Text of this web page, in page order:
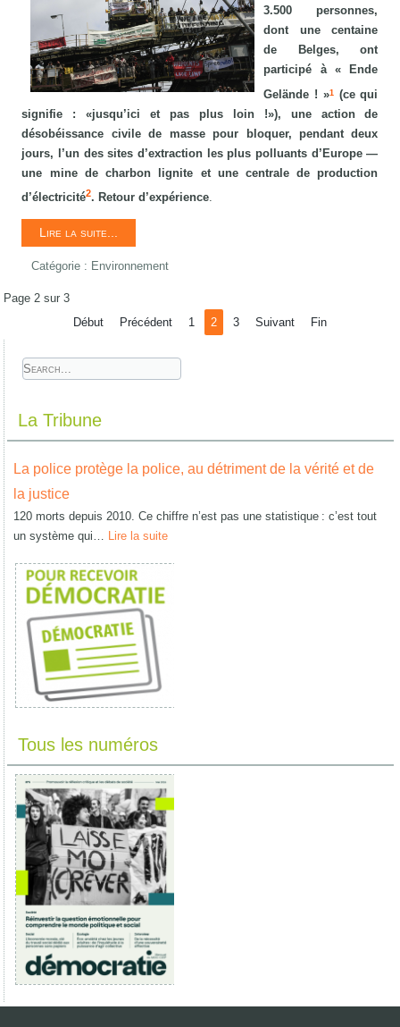
3.500 personnes,
dont une centaine
de Belges, ont
participé à « Ende
Gelände ! »1(ce qui
signifie : «jusqu’ici et pas plus loin !»), une action de
désobéissance civile de masse pour bloquer, pendant deux
jours, l’un des sites d’extraction les plus polluants d’Europe —
une mine de charbon lignite et une centrale de production
d’électricité2. Retour d’expérience.
Lire la suite...
Catégorie : Environnement
Page 2 sur 3
Début
Précédent 1 2 3 Suivant Fin
La Tribune
La police protège la police, au détriment de la vérité et de
la justice
120 morts depuis 2010. Ce chiffre n’est pas une statistique : c’est tout
un système qui… Lire la suite
Tous les numéros